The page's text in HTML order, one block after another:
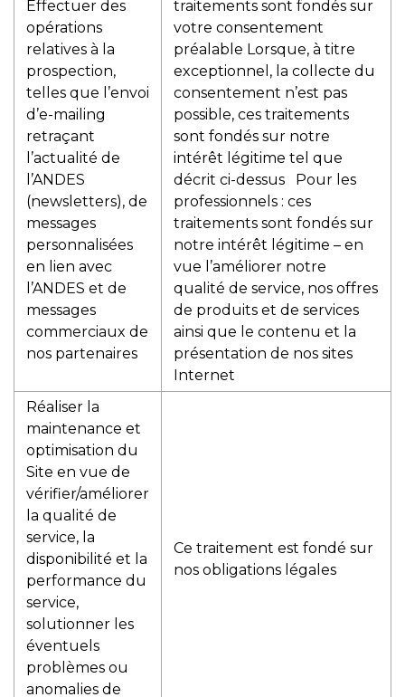
Effectuer des
opérations
relatives à la
prospection,
telles que l’envoi
d’e-mailing
retraçant
l’actualité de
l’ANDES
(newsletters), de
messages
personnalisées
en lien avec
l’ANDES et de
messages
commerciaux de
nos partenaires
traitements sont fondés sur
votre consentement
préalable Lorsque, à titre
exceptionnel, la collecte du
consentement n’est pas
possible, ces traitements
sont fondés sur notre
intérêt légitime tel que
décrit ci-dessus Pour les
professionnels : ces
traitements sont fondés sur
notre intérêt légitime – en
vue l’améliorer notre
qualité de service, nos offres
de produits et de services
ainsi que le contenu et la
présentation de nos sites
Internet
Réaliser la
maintenance et
optimisation du
Site en vue de
vérifier/améliorer
la qualité de
service, la
disponibilité et la
performance du
service,
solutionner les
éventuels
problèmes ou
anomalies de
Ce traitement est fondé sur
nos obligations légales